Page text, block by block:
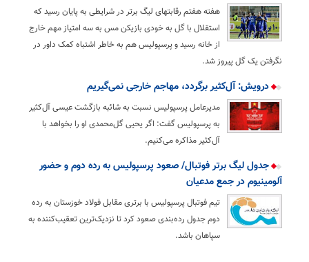
هفته هفتم رقابتهای لیگ برتر در شرایطی به پایان رسید که
استقلال با گل به خودی بازیکن مس به سه امتیاز مهم خارج
از خانه رسید و پرسپولیس هم به خاطر اشتباه کمک داور در
نگرفتن یک گل پیروز شد.
درویش: آل‌کثیر برگردد، مهاجم خارجی نمی‌گیریم
مدیرعامل پرسپولیس نسبت به شائبه بازگشت عیسی آل‌کثیر
به پرسپولیس گفت: اگر یحیی گل‌محمدی او را بخواهد با
آل‌کثیر مذاکره می‌کنیم.
جدول لیگ برتر فوتبال/ صعود پرسپولیس به رده دوم و حضور
آلومینیوم در جمع مدعیان
تیم فوتبال پرسپولیس با برتری مقابل فولاد خوزستان به رده
دوم جدول رده‌بندی صعود کرد تا نزدیک‌ترین تعقیب‌کننده به
سپاهان باشد.